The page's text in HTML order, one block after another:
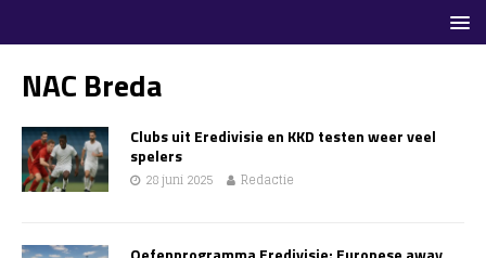
NAC Breda
Clubs uit Eredivisie en KKD testen weer veel
spelers
28 juni 2025 Redactie